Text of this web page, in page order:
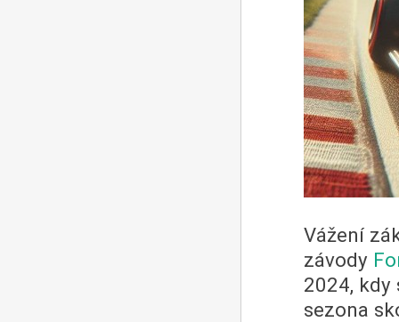
Vážení
závody
2024, kdy
sezona